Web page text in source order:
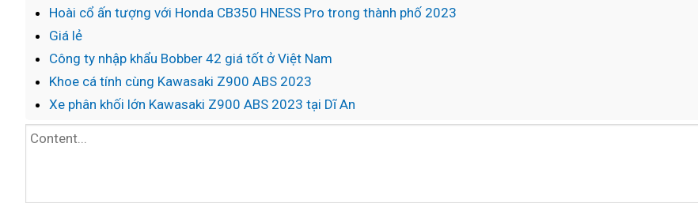
Hoài cổ ấn tượng với Honda CB350 HNESS Pro trong thành phố 2023
Giá lẻ
Công ty nhập khẩu Bobber 42 giá tốt ở Việt Nam
Khoe cá tính cùng Kawasaki Z900 ABS 2023
Xe phân khối lớn Kawasaki Z900 ABS 2023 tại Dĩ An